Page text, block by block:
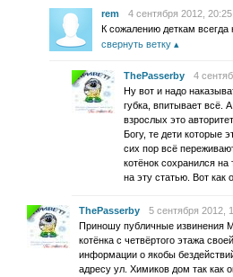
rem
4 сентября 2012, 20:25
К сожалению деткам всегда
свернуть ветку
ThePasserby
4
Ну вот и надо
губка, впитывает всё.
взрослых это
Богу, те дети которые
сих пор всё
котёнок сохранился
на эту статью. Вот
ThePasserby
5 сентября 2012,
Приношу публичные извинения
котёнка с четвёртого этажа
информации о якобы
адресу ул. Химиков дом так как